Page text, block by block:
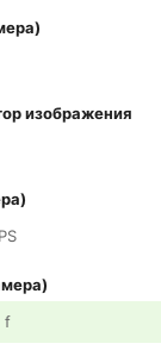
изображения
f